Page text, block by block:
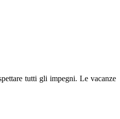
tutti gli impegni. Le vacanze